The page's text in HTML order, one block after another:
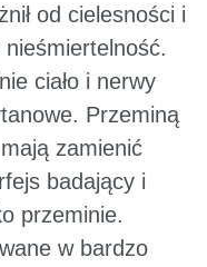
od cielesności i
nieśmiertelność.
ciało i nerwy
Przeminą
zamienić
badający i
przeminie.
w bardzo